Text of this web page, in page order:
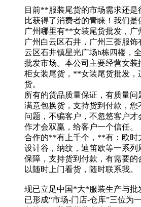
目前**服装尾货的市场需求还
比获得了消费者的青睐！我们是
广州哪里有**女装尾货批发，
广州白云区石井，广州三荟服
云区石井镇星光广场b栋四楼，
批发市场。本公司主要经营女
柜女装尾货，**女装尾货批发，
货。
所有的货品质量保证，有质量
满意包换货，支持货到付款，
问题，不骗客户，不忽悠客户
作才会双赢，给客户一个信任。
合作的**有上千个，**有：欧时
设计谷，纳纹，迪笛欧等一系列
保障，支持货到付款，有需要
以随时上门看货，随时联系我。
现已立足中国*大*服装生产与批
已形成“市场-门店-仓库”三位为